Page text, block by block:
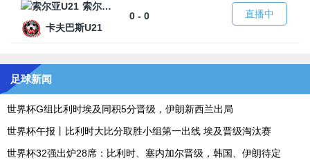
索尔亚U21
0 - 0
卡夫巴斯U21
直播中
足球新闻
世界杯G组比利时埃及同积5分晋级，伊朗新西兰出局
世界杯午报丨比利时大比分取胜小组第一出线 埃及晋级淘汰赛
世界杯32强出炉28席：比利时、塞内加尔晋级，韩国、伊朗待定